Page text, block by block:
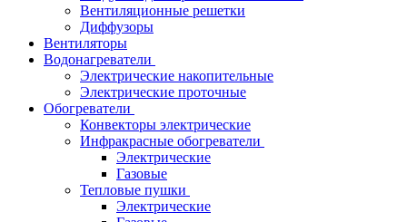
Вентиляционные решетки
Диффузоры
Вентиляторы
Водонагреватели
Электрические накопительные
Электрические проточные
Обогреватели
Конвекторы электрические
Инфракрасные обогреватели
Электрические
Газовые
Тепловые пушки
Электрические